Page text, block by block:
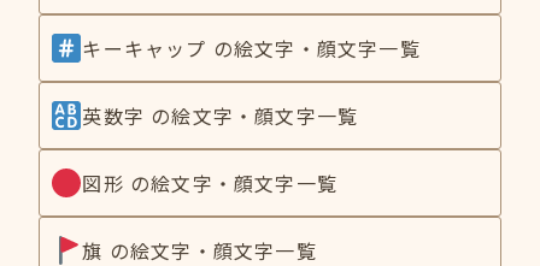
キーキャップ の絵文字・顔文字一覧
英数字 の絵文字・顔文字一覧
図形 の絵文字・顔文字一覧
旗 の絵文字・顔文字一覧